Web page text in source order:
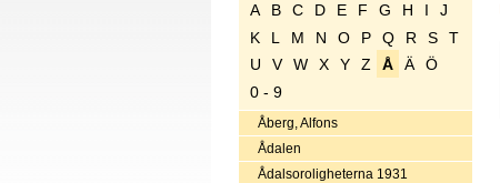
A B C D E F G H I
J
K
L M N O P Q R S
T
U
V W X Y Z Å Ä
Ö
0 - 9
Åberg, Alfons
Ådalen
Ådalsoroligheterna 1931